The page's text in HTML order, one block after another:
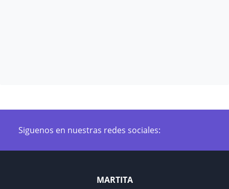
Siguenos en nuestras redes sociales:
MARTITA